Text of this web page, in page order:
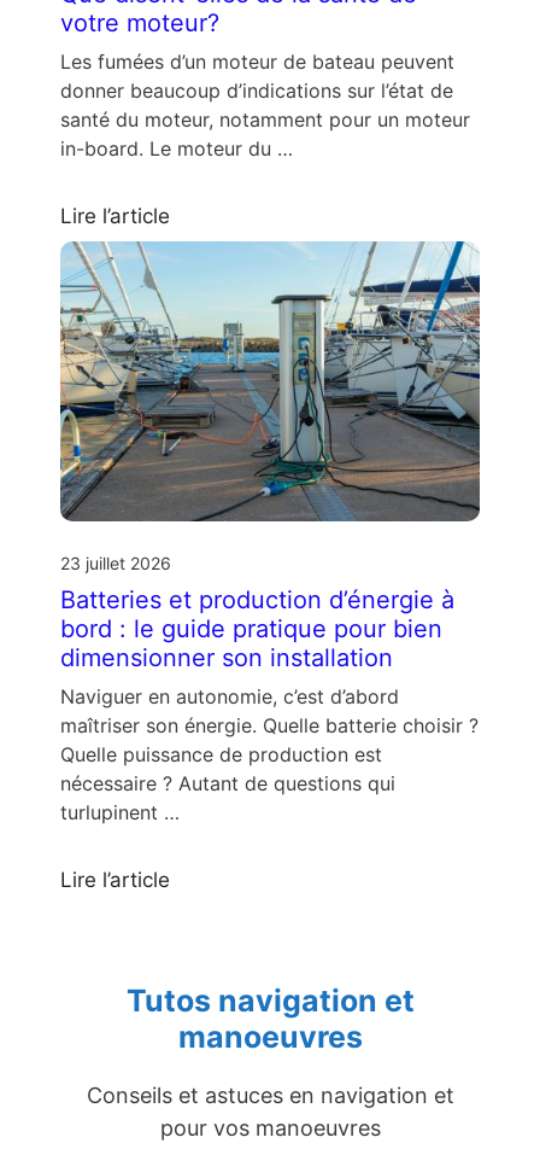
votre moteur?
Les fumées d’un moteur de bateau peuvent
donner beaucoup d’indications sur l’état de
santé du moteur, notamment pour un moteur
in-board. Le moteur du …
Lire l’article
23 juillet 2026
Batteries et production d’énergie à
bord : le guide pratique pour bien
dimensionner son installation
Naviguer en autonomie, c’est d’abord
maîtriser son énergie. Quelle batterie choisir ?
Quelle puissance de production est
nécessaire ? Autant de questions qui
turlupinent …
Lire l’article
Tutos navigation et
manoeuvres
Conseils et astuces en navigation et
pour vos manoeuvres